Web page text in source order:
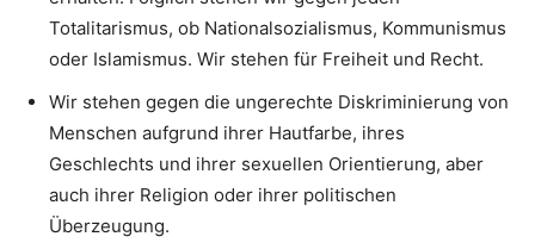
Totalitarismus, ob Nationalsozialismus, Kommunismus
oder Islamismus. Wir stehen für Freiheit und Recht.
Wir stehen gegen die ungerechte Diskriminierung von
Menschen aufgrund ihrer Hautfarbe, ihres
Geschlechts und ihrer sexuellen Orientierung, aber
auch ihrer Religion oder ihrer politischen
Überzeugung.